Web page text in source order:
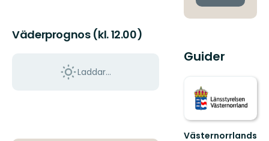
Väderprognos (kl. 12.00)
Laddar...
Guider
Västernorrlands